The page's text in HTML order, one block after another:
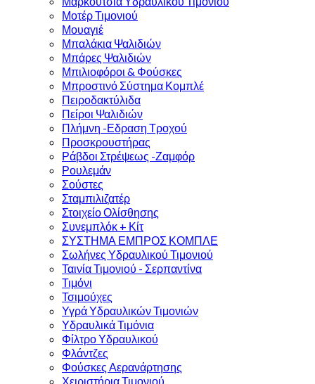
Μοτέρ Τιμονιού
Μουαγιέ
Μπαλάκια Ψαλιδιών
Μπάρες Ψαλιδιών
Μπιλιοφόροι & Φούσκες
Μπροστινό Σύστημα Κομπλέ
Πειροδακτύλιδα
Πείροι Ψαλιδιών
Πλήμνη -Εδραση Τροχού
Προσκρουστήρας
Ράβδοι Στρέψεως -Ζαμφόρ
Ρουλεμάν
Σούστες
Σταμπιλιζατέρ
Στοιχείο Ολίσθησης
Συνεμπλόκ + Κίτ
ΣΥΣΤΗΜΑ ΕΜΠΡΟΣ ΚΟΜΠΛΕ
Σωλήνες Υδραυλικού Τιμονιού
Ταινία Τιμονιού - Σερπαντίνα
Τιμόνι
Τσιμούχες
Υγρά Υδραυλικών Τιμονιών
Υδραυλικά Τιμόνια
Φίλτρο Υδραυλικού
Φλάντζες
Φούσκες Αερανάρτησης
Χειριστήρια Τιμονιού